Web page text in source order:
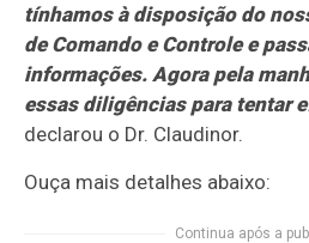
tínhamos à disposição do
de Comando e Controle e
informações. Agora pela
essas diligências para tentar
declarou o Dr. Claudinor.
Ouça mais detalhes abaixo:
Continua após a